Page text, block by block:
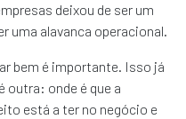
deixou de ser um
uma alavanca operacional.
bem é importante. Isso já
outra: onde é que a
está a ter no negócio e